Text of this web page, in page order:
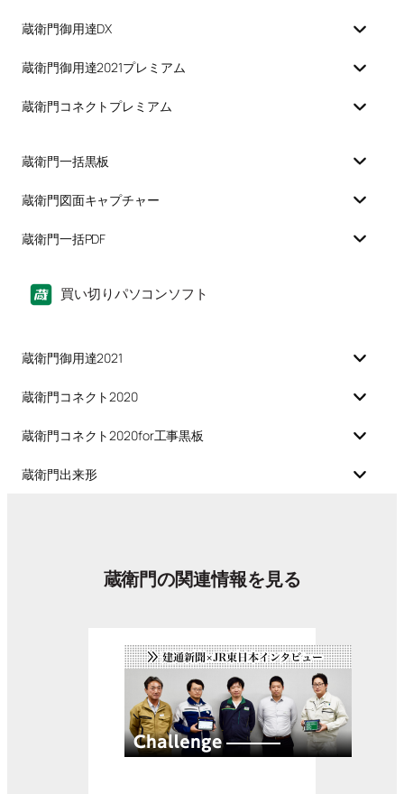
蔵衛門御用達DX
蔵衛門御用達2021プレミアム
蔵衛門コネクトプレミアム
蔵衛門一括黒板
蔵衛門図面キャプチャー
蔵衛門一括PDF
買い切りパソコンソフト
蔵衛門御用達2021
蔵衛門コネクト2020
蔵衛門コネクト2020for工事黒板
蔵衛門出来形
蔵衛門の関連情報を見る